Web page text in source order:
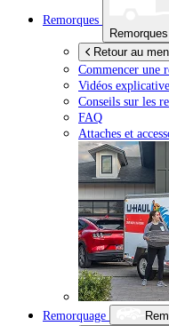
Remorques
Remorques
Retour au
Commencer une
Vidéos
Conseils sur les
FAQ
Attaches et
Remorquage